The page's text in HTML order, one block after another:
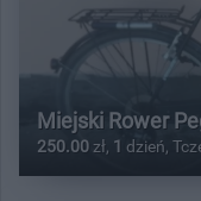
Miejski Rower
250.00 zł, 1 dzień,